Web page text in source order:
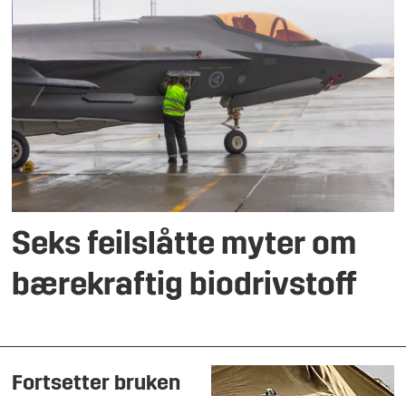
Seks feilslåtte myter om
bærekraftig biodrivstoff
Fortsetter bruken